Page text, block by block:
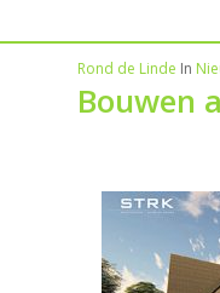
Rond de Linde In
Bouwen